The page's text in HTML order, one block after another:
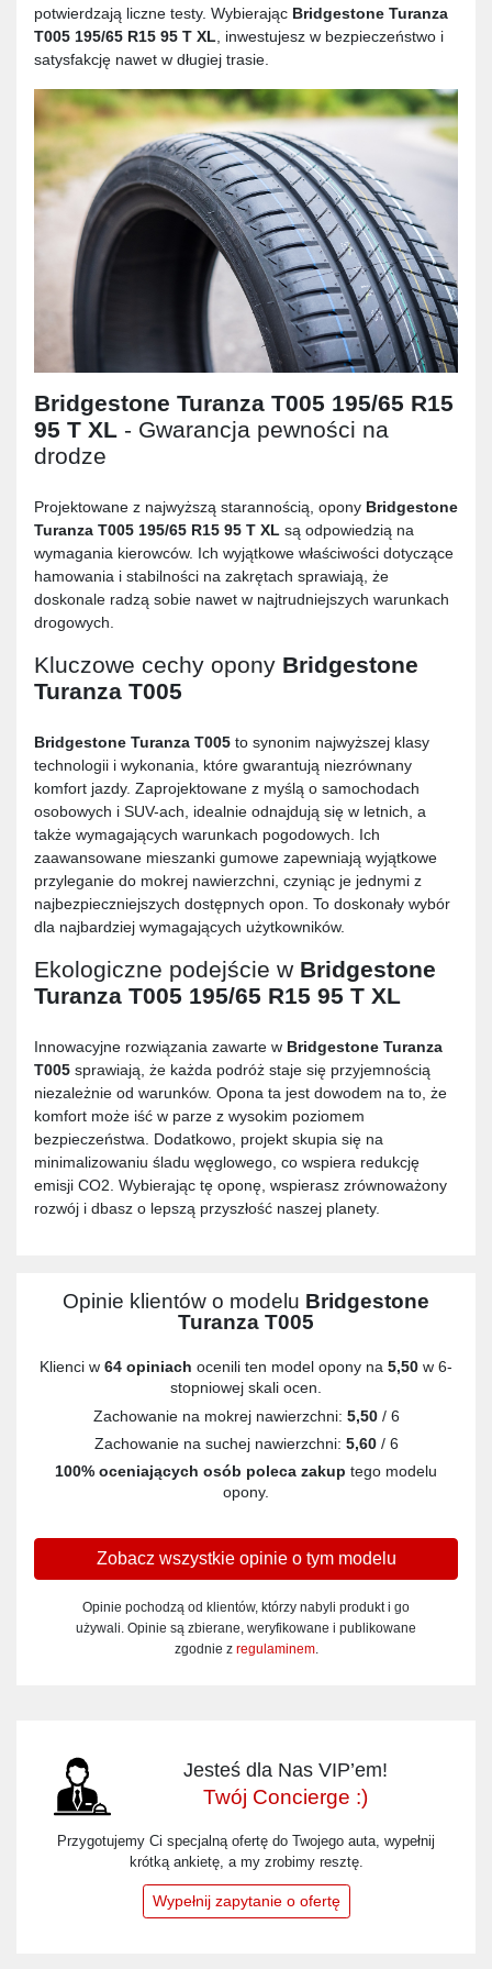
potwierdzają liczne testy. Wybierając Bridgestone Turanza
T005 195/65 R15 95 T XL, inwestujesz w bezpieczeństwo i
satysfakcję nawet w długiej trasie.
Bridgestone Turanza T005 195/65 R15
95 T XL - Gwarancja pewności na
drodze
Projektowane z najwyższą starannością, opony Bridgestone
Turanza T005 195/65 R15 95 T XL są odpowiedzią na
wymagania kierowców. Ich wyjątkowe właściwości dotyczące
hamowania i stabilności na zakrętach sprawiają, że
doskonale radzą sobie nawet w najtrudniejszych warunkach
drogowych.
Kluczowe cechy opony Bridgestone
Turanza T005
Bridgestone Turanza T005 to synonim najwyższej klasy
technologii i wykonania, które gwarantują niezrównany
komfort jazdy. Zaprojektowane z myślą o samochodach
osobowych i SUV-ach, idealnie odnajdują się w letnich, a
także wymagających warunkach pogodowych. Ich
zaawansowane mieszanki gumowe zapewniają wyjątkowe
przyleganie do mokrej nawierzchni, czyniąc je jednymi z
najbezpieczniejszych dostępnych opon. To doskonały wybór
dla najbardziej wymagających użytkowników.
Ekologiczne podejście w Bridgestone
Turanza T005 195/65 R15 95 T XL
Innowacyjne rozwiązania zawarte w Bridgestone Turanza
T005 sprawiają, że każda podróż staje się przyjemnością
niezależnie od warunków. Opona ta jest dowodem na to, że
komfort może iść w parze z wysokim poziomem
bezpieczeństwa. Dodatkowo, projekt skupia się na
minimalizowaniu śladu węglowego, co wspiera redukcję
emisji CO2. Wybierając tę oponę, wspierasz zrównoważony
rozwój i dbasz o lepszą przyszłość naszej planety.
Opinie klientów o modelu Bridgestone
Turanza T005
Klienci w 64 opiniach ocenili ten model opony na 5,50 w 6-
stopniowej skali ocen.
Zachowanie na mokrej nawierzchni: 5,50/ 6
Zachowanie na suchej nawierzchni: 5,60/ 6
100% oceniających osób poleca zakup tego modelu
opony.
Zobacz wszystkie opinie o tym modelu
Opinie pochodzą od klientów, którzy nabyli produkt i go
używali. Opinie są zbierane, weryfikowane i publikowane
zgodnie z regulaminem.
Jesteś dla Nas VIP’em!
Twój Concierge :)
Przygotujemy Ci specjalną ofertę do Twojego auta, wypełnij
krótką ankietę, a my zrobimy resztę.
Wypełnij zapytanie o ofertę